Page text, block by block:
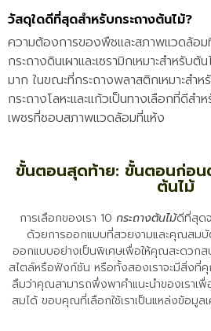
วัสดุใดดีที่สุดสำหรับกระถางต้นไม้?
ความต้องการของพืชและสภาพแวดล้อม
กระถางดินเผาและเซรามิกเหมาะสำหรับ
มาก ในขณะที่กระถางพลาสติกเหมาะสำ
กระถางโลหะและแก้วเป็นทางเลือกที่ดีส
เพชรที่ชอบสภาพแวดล้อมที่แห้ง
ขั้นตอนสุดท้าย: ขั้นตอนก่อน
ต้นไม้
การเลือกของเรา 10 กระถางต้นไม้ดีที่สุด
ด้วยการออกแบบที่สวยงามและคุณสม
ออกแบบอย่างเป็นพิเศษเพื่อให้คุณสะดวก
สไตล์หรือฟังก์ชัน หรือทั้งสองเราจะมีสิ่งที่
ลืมว่าคุณสามารถพึ่งพาคำแนะนำของเราเ
สมได้ ขอบคุณที่เลือกใช้เราเป็นแหล่งข้อมู